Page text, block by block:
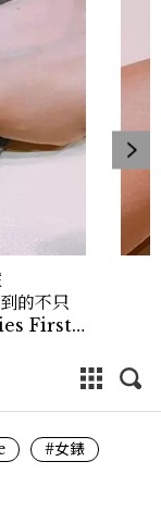
的不只
First
以及月
而放射狀
複雜功能
藏價值的
#女錶